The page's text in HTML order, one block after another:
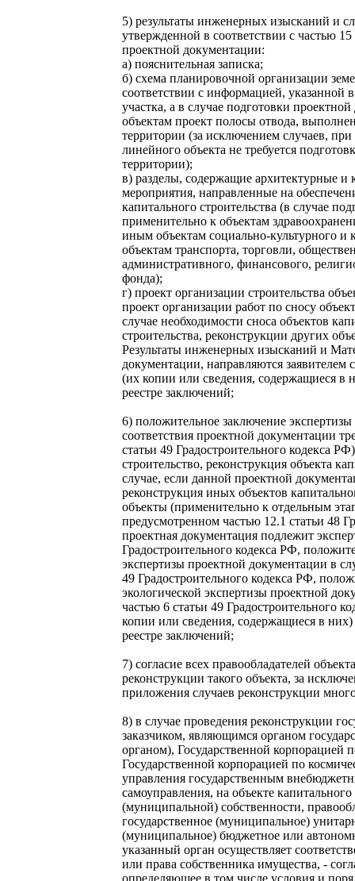
5) результаты инженерных изысканий и
утвержденной в соответствии с частью
проектной документации:
а) пояснительная записка;
б) схема планировочной организации
соответствии с информацией, указанной
участка, а в случае подготовки
объектам проект полосы отвода,
территории (за исключением случаев,
линейного объекта не требуется
территории);
в) разделы, содержащие архитектурные
мероприятия, направленные на
капитального строительства (в случае
применительно к объектам
иным объектам социально-культурного и
объектам транспорта, торговли,
административного, финансового,
фонда);
г) проект организации строительства
проект организации работ по сносу
случае необходимости сноса объектов
строительства, реконструкции других
Результаты инженерных изысканий и
документации, направляются заявителем
(их копии или сведения, содержащиеся в
реестре заключений;
6) положительное заключение
соответствия проектной документации
статьи 49 Градостроительного кодекса
строительство, реконструкция объекта
случае, если данной проектной
реконструкция иных объектов
объекты (применительно к отдельным
предусмотренном частью 12.1 статьи 48
проектная документация подлежит
Градостроительного кодекса РФ,
экспертизы проектной документации в
49 Градостроительного кодекса РФ,
экологической экспертизы проектной
частью 6 статьи 49 Градостроительного
копии или сведения, содержащиеся в
реестре заключений;
7) согласие всех правообладателей
реконструкции такого объекта, за
приложения случаев реконструкции
8) в случае проведения реконструкции
заказчиком, являющимся органом
органом), Государственной корпорацией
Государственной корпорацией по
управления государственным
самоуправления, на объекте
(муниципальной) собственности,
государственное (муниципальное)
(муниципальное) бюджетное или
указанный орган осуществляет
или права собственника имущества, -
определяющее в том числе условия и